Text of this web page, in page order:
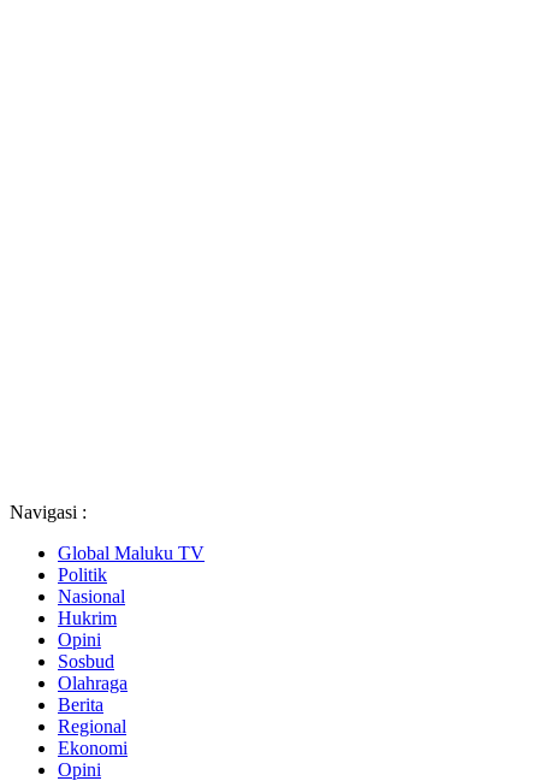
Navigasi :
Global Maluku TV
Politik
Nasional
Hukrim
Opini
Sosbud
Olahraga
Berita
Regional
Ekonomi
Opini